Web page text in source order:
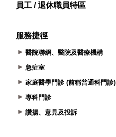
員工 / 退休職員特區
服務捷徑
醫院聯網、醫院及醫療機構
急症室
家庭醫學門診 (前稱普通科門診)
專科門診
讚揚、意見及投訴